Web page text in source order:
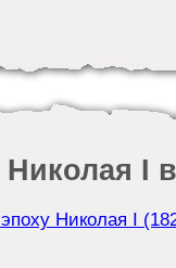
I в
Николая I